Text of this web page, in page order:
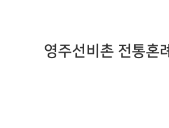
영주선비촌 전통혼